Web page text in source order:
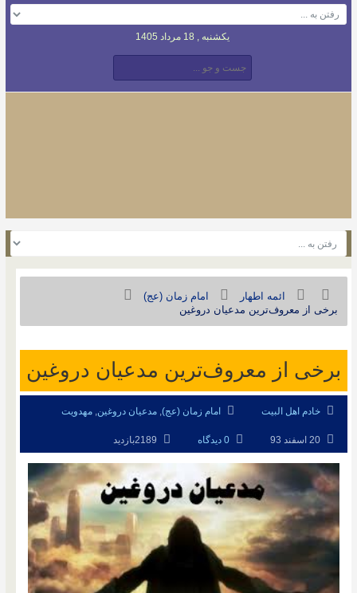
یکشنبه , 18 مرداد 1405
ائمه اطهار
امام زمان (عج)
برخی از معروف‌ترين مدعيان دروغين
برخی از معروف‌ترين مدعيان دروغين
خادم اهل البیت امام زمان (عج), مدعیان دروغین, مهدویت
0 دیدگاه